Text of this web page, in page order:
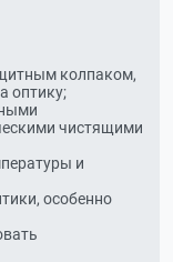
колпаком,
оптику;
чистящими
и
особенно